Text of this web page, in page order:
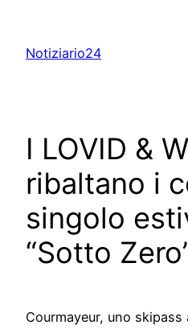
content
Notiziario24
I LOVID &
ribaltano i
singolo
“Sotto
Courmayeur, uno